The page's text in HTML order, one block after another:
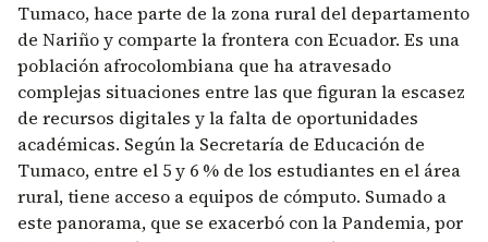
Tumaco, hace parte de la zona rural del departamento
de Nariño y comparte la frontera con Ecuador. Es una
población afrocolombiana que ha atravesado
complejas situaciones entre las que figuran la escasez
de recursos digitales y la falta de oportunidades
académicas. Según la Secretaría de Educación de
Tumaco, entre el 5 y 6 % de los estudiantes en el área
rural, tiene acceso a equipos de cómputo. Sumado a
este panorama, que se exacerbó con la Pandemia, por